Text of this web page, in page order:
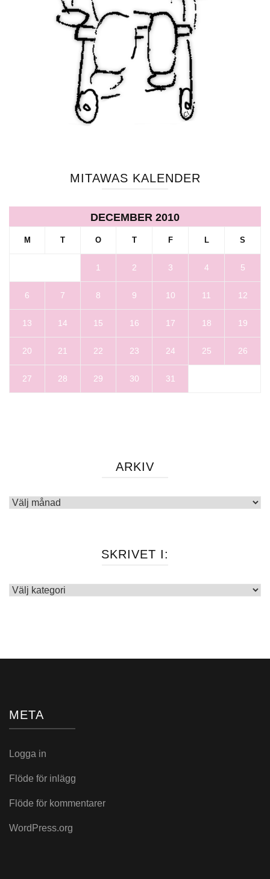
MITAWAS KALENDER
DECEMBER 2010
M T O T F L S
1 2 3 4 5
6 7 8 9 10 11 12
13 14 15 16 17 18 19
20 21 22 23 24 25 26
27 28 29 30 31
ARKIV
Arkiv
SKRIVET I:
Skrivet
META
Logga in
Flöde för inlägg
Flöde för kommentarer
WordPress.org